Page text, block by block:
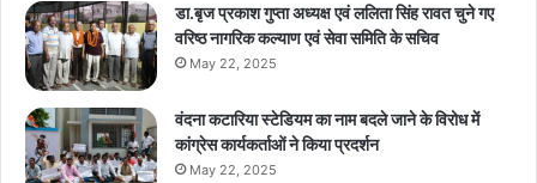
डा.बृज प्रकाश गुप्ता अध्यक्ष एवं ललिता सिंह रावत चुने गए
वरिष्ठ नागरिक कल्याण एवं सेवा समिति के सचिव
May 22, 2025
वंदना कटारिया स्टेडियम का नाम बदले जाने के विरोध में
कांग्रेस कार्यकर्ताओं ने किया प्रदर्शन
May 22, 2025